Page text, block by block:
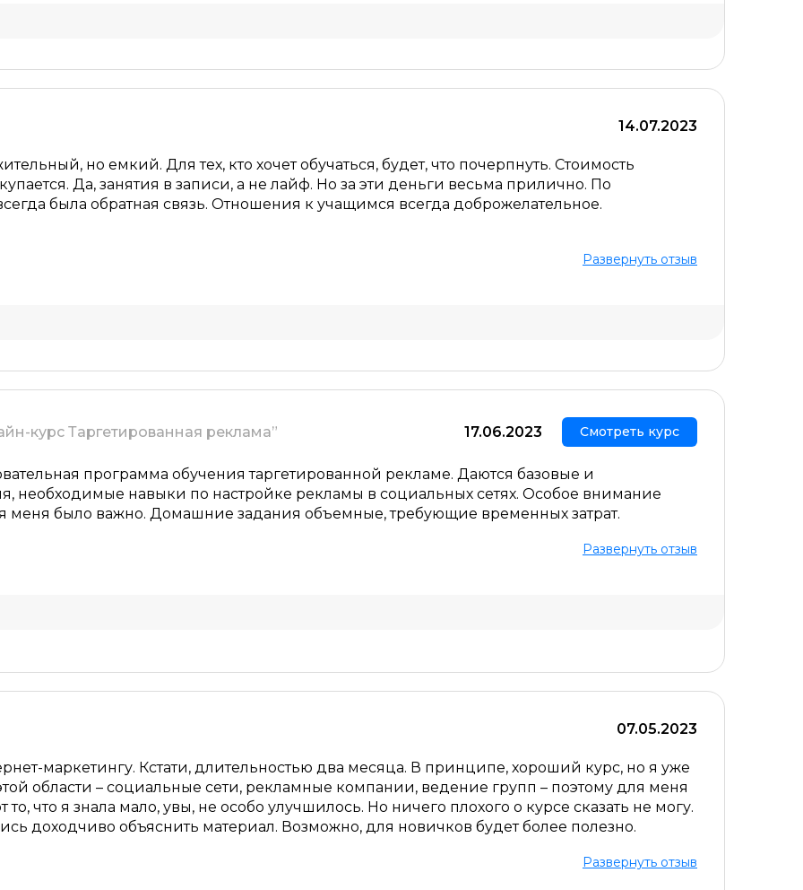
14.07.2023
но емкий. Для тех, кто хочет обучаться, будет, что почерпнуть. Стоимость
Да, занятия в записи, а не лайф. Но за эти деньги весьма прилично. По
была обратная связь. Отношения к учащимся всегда доброжелательное.
Развернуть отзыв
курс Таргетированная реклама” 17.06.2023 Смотреть курс
программа обучения таргетированной рекламе. Даются базовые и
необходимые навыки по настройке рекламы в социальных сетях. Особое внимание
меня было важно. Домашние задания объемные, требующие временных затрат.
Развернуть отзыв
07.05.2023
маркетингу. Кстати, длительностью два месяца. В принципе, хороший курс, но я уже
области – социальные сети, рекламные компании, ведение групп – поэтому для меня
то, что я знала мало, увы, не особо улучшилось. Но ничего плохого о курсе сказать не могу.
доходчиво объяснить материал. Возможно, для новичков будет более полезно.
Развернуть отзыв
и аналитика в соцсетях
Photoshop